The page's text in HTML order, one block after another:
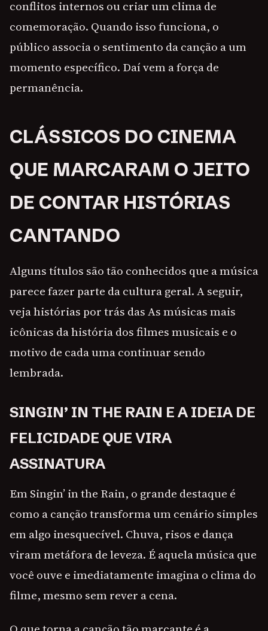
conflitos internos ou criar um clima de
comemoração. Quando isso funciona, o
público associa o sentimento da canção a um
momento específico. Daí vem a força de
permanência.
CLÁSSICOS DO CINEMA
QUE MARCARAM O JEITO
DE CONTAR HISTÓRIAS
CANTANDO
Alguns títulos são tão conhecidos que a música
parece fazer parte da cultura geral. A seguir,
veja histórias por trás das As músicas mais
icônicas da história dos filmes musicais e o
motivo de cada uma continuar sendo
lembrada.
SINGIN’ IN THE RAIN E A IDEIA DE
FELICIDADE QUE VIRA
ASSINATURA
Em Singin’ in the Rain, o grande destaque é
como a canção transforma um cenário simples
em algo inesquecível. Chuva, risos e dança
viram metáfora de leveza. É aquela música que
você ouve e imediatamente imagina o clima do
filme, mesmo sem rever a cena.